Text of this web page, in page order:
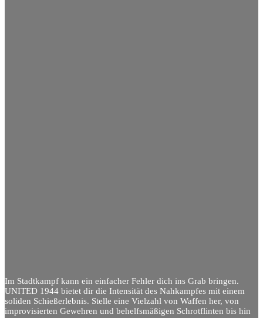
Im Stadtkampf kann ein einfacher Fehler dich ins Grab bringen.
UNITED 1944 bietet dir die Intensität des Nahkampfes mit einem
soliden Schießerlebnis. Stelle eine Vielzahl von Waffen her, von
improvisierten Gewehren und behelfsmäßigen Schrotflinten bis hin